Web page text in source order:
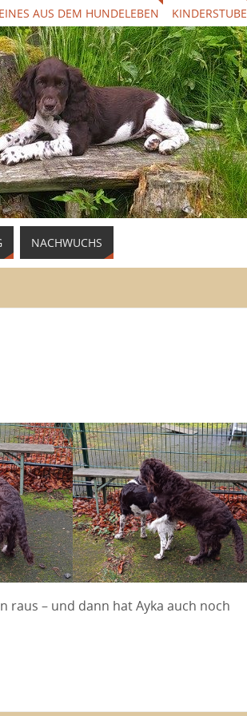
AUS DEM HUNDELEBEN KINDERSTUBE
NACHWUCHS
raus – und dann hat Ayka auch noch